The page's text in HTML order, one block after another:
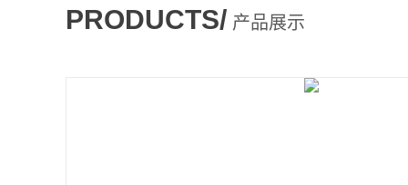
PRODUCTS/ 产品展示